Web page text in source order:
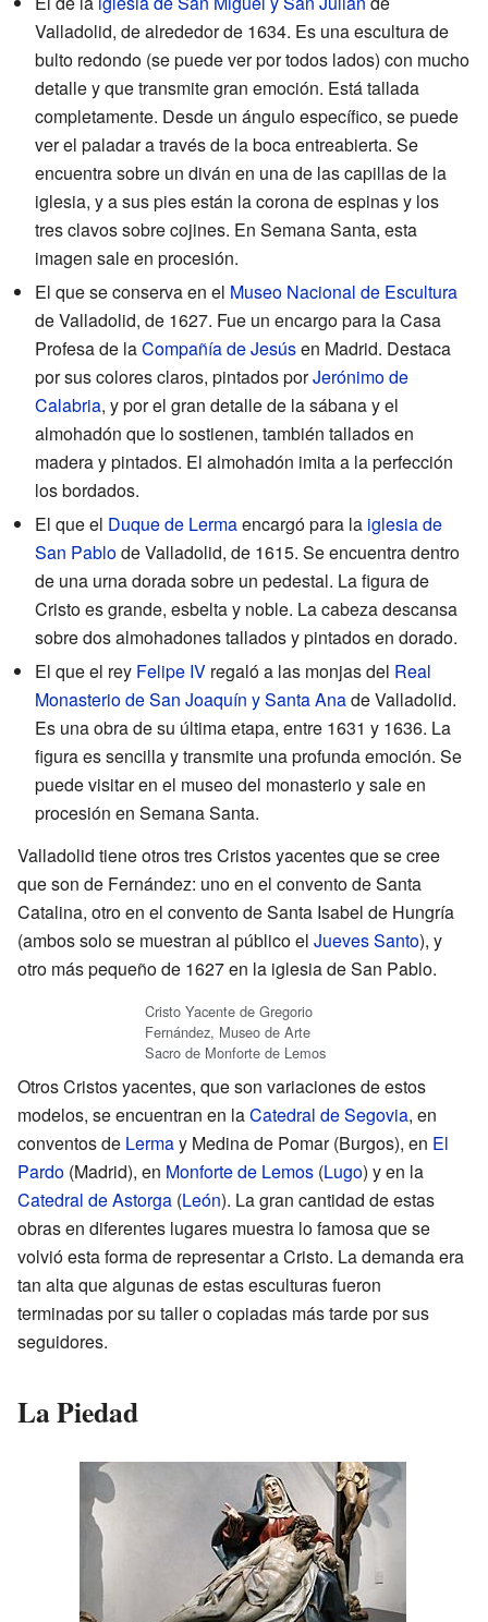
Valladolid, de alrededor de 1634. Es una escultura de
bulto redondo (se puede ver por todos lados) con mucho
detalle y que transmite gran emoción. Está tallada
completamente. Desde un ángulo específico, se puede
ver el paladar a través de la boca entreabierta. Se
encuentra sobre un diván en una de las capillas de la
iglesia, y a sus pies están la corona de espinas y los
tres clavos sobre cojines. En Semana Santa, esta
imagen sale en procesión.
El que se conserva en el Museo Nacional de Escultura
de Valladolid, de 1627. Fue un encargo para la Casa
Profesa de laCompañía de Jesúsen Madrid. Destaca
por sus colores claros, pintados porJerónimo de
Calabria, y por el gran detalle de la sábana y el
almohadón que lo sostienen, también tallados en
madera y pintados. El almohadón imita a la perfección
los bordados.
El que el Duque de Lermaencargó para la iglesia de
San Pablode Valladolid, de 1615. Se encuentra dentro
de una urna dorada sobre un pedestal. La figura de
Cristo es grande, esbelta y noble. La cabeza descansa
sobre dos almohadones tallados y pintados en dorado.
El que el rey Felipe IV regaló a las monjas del Real
Monasterio de San Joaquín y Santa Anade Valladolid.
Es una obra de su última etapa, entre 1631 y 1636. La
figura es sencilla y transmite una profunda emoción. Se
puede visitar en el museo del monasterio y sale en
procesión en Semana Santa.
Valladolid tiene otros tres Cristos yacentes que se cree
que son de Fernández: uno en el convento de Santa
Catalina, otro en el convento de Santa Isabel de Hungría
(ambos solo se muestran al público el Jueves Santo), y
otro más pequeño de 1627 en la iglesia de San Pablo.
Cristo Yacente de Gregorio
Fernández, Museo de Arte
Sacro de Monforte de Lemos
Otros Cristos yacentes, que son variaciones de estos
modelos, se encuentran en laCatedral de Segovia, en
conventos de Lermay Medina de Pomar (Burgos), en El
Pardo (Madrid), en Monforte de Lemos (Lugo) y en la
Catedral de Astorga (León). La gran cantidad de estas
obras en diferentes lugares muestra lo famosa que se
volvió esta forma de representar a Cristo. La demanda era
tan alta que algunas de estas esculturas fueron
terminadas por su taller o copiadas más tarde por sus
seguidores.
La Piedad